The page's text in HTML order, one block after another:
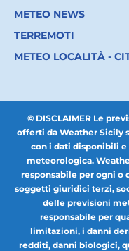
METEO NEWS
TERREMOTI
METEO LOCALITÀ -
© DISCLAIMER Le
offerti da Weather Sicily
con i dati disponibili
meteorologica.
responsabile per ogni o
soggetti giuridici terzi,
delle previsioni
responsabile per
limitazioni, i danni
redditi, danni biologici,